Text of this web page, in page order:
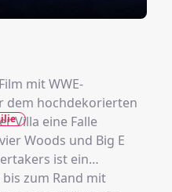
mit WWE-
dem hochdekorierten
Villa eine Falle
Woods und Big E
ist ein
zum Rand mit